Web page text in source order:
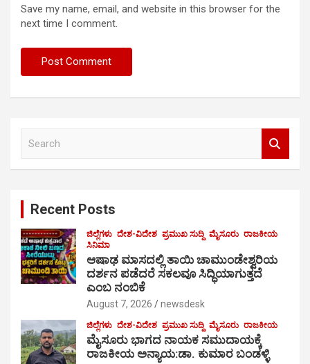
Save my name, email, and website in this browser for the
next time I comment.
Recent Posts
ಜಿಲ್ಲೆಗಳು ದೇಶ-ವಿದೇಶ ಪ್ರಮುಖ ಸುದ್ದಿ ಮೈಸೂರು ರಾಜಕೀಯ
ಸಿನಿಮಾ
ಆಷಾಢ ಮಾಸದಲ್ಲಿ ತಾಯಿ ಚಾಮುಂಡೇಶ್ವರಿಯ
ದರ್ಶನ ಪಡೆದರೆ ಸಕಲವೂ ಸಿದ್ಧಿಯಾಗುತ್ತದೆ
ಎಂಬ ನಂಬಿಕೆ
August 7, 2026 newsdesk
ಜಿಲ್ಲೆಗಳು ದೇಶ-ವಿದೇಶ ಪ್ರಮುಖ ಸುದ್ದಿ ಮೈಸೂರು ರಾಜಕೀಯ
ಮೈಸೂರು ಭಾಗದ ನಾಯಕ ಸಮುದಾಯಕ್ಕೆ
ರಾಜಕೀಯ ಅನ್ಯಾಯ:ಡಾ. ಕುಮಾರ ಬಂಡಳ್ಳಿ